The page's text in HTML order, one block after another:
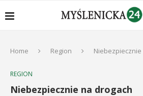
Home Region
REGION
Niebezpiecznie na drogach